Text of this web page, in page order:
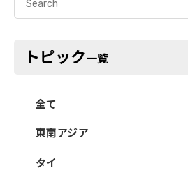
トピック一覧
全て
東南アジア
タイ